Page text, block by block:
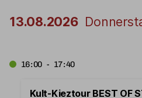
13.08.2026
16:00 - 17:40
Kult-Kieztour BEST OF